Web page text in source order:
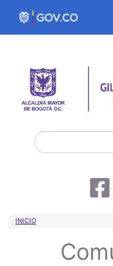
Pasar al contenido
INICIO